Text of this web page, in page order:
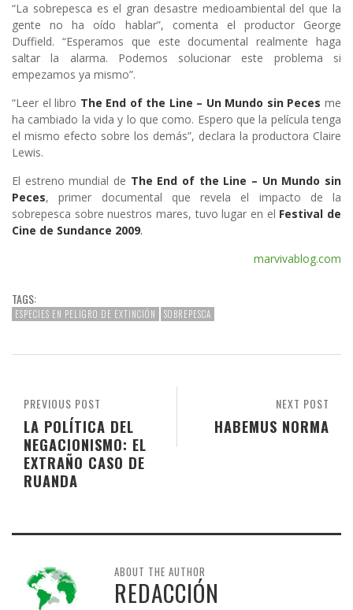
“La sobrepesca es el gran desastre medioambiental del que la
gente no ha oído hablar”, comenta el productor George
Duffield. “Esperamos que este documental realmente haga
saltar la alarma. Podemos solucionar este problema si
empezamos ya mismo”.
“Leer el libro The End of the Line – Un Mundo sin Peces me
ha cambiado la vida y lo que como. Espero que la película tenga
el mismo efecto sobre los demás”, declara la productora Claire
Lewis.
El estreno mundial de The End of the Line – Un Mundo sin
Peces, primer documental que revela el impacto de la
sobrepesca sobre nuestros mares, tuvo lugar en el Festival de
Cine de Sundance 2009.
marvivablog.com
TAGS:
ESPECIES EN PELIGRO DE EXTINCIÓN SOBREPESCA
NEXT POST
HABEMUS NORMA
PREVIOUS POST
LA POLÍTICA DEL
NEGACIONISMO: EL
EXTRAÑO CASO DE
RUANDA
ABOUT THE AUTHOR
REDACCIÓN